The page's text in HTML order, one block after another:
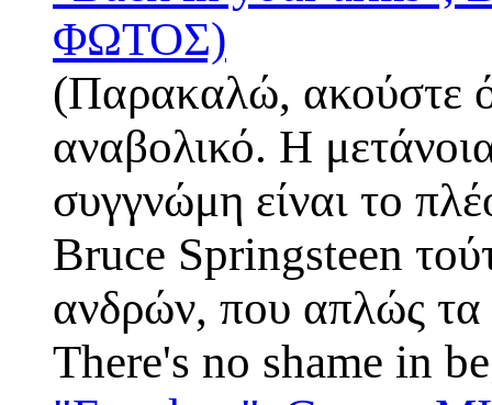
ΦΩΤΟΣ)
(Παρακαλώ, ακούστε
αναβολικό. Η
συγγνώμη είναι το
Bruce Springsteen
ανδρών, που απλώς
There's no shame in